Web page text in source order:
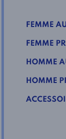
FEMME
FEMME
HOMME
HOMME